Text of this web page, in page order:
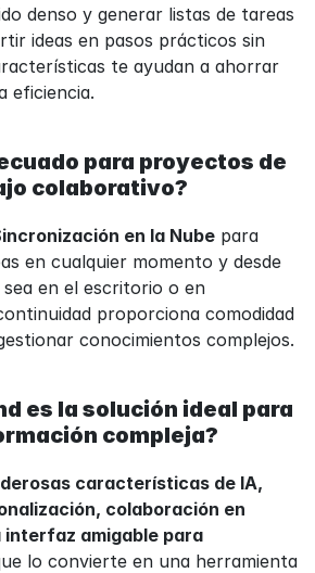
denso y generar listas de tareas
ideas en pasos prácticos sin
te ayudan a ahorrar
eficiencia.
para proyectos de
colaborativo?
en la Nube para
en cualquier momento y desde
en el escritorio o en
proporciona comodidad
conocimientos complejos.
es la solución ideal para
compleja?
características de IA,
colaboración en
interfaz amigable para
lo convierte en una herramienta